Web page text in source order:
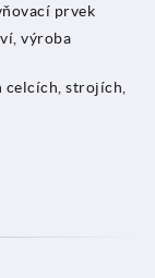
prvek
výroba
strojích,